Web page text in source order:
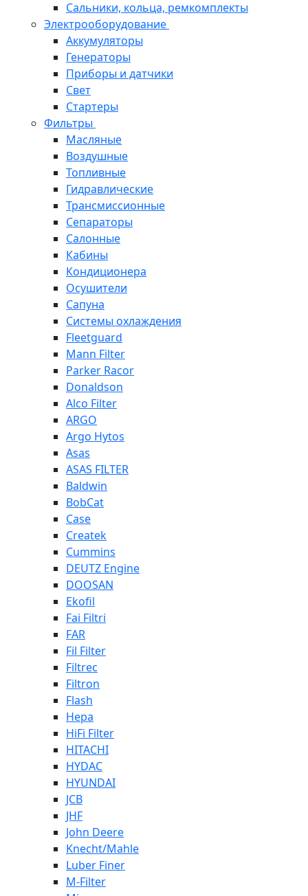
Сальники, кольца, ремкомплекты
Электрооборудование
Аккумуляторы
Генераторы
Приборы и датчики
Свет
Стартеры
Фильтры
Масляные
Воздушные
Топливные
Гидравлические
Трансмиссионные
Сепараторы
Салонные
Кабины
Кондиционера
Осушители
Сапуна
Системы охлаждения
Fleetguard
Mann Filter
Parker Racor
Donaldson
Alco Filter
ARGO
Argo Hytos
Asas
ASAS FILTER
Baldwin
BobCat
Case
Createk
Cummins
DEUTZ Engine
DOOSAN
Ekofil
Fai Filtri
FAR
Fil Filter
Filtrec
Filtron
Flash
Hepa
HiFi Filter
HITACHI
HYDAC
HYUNDAI
JCB
JHF
John Deere
Knecht/Mahle
Luber Finer
M-Filter